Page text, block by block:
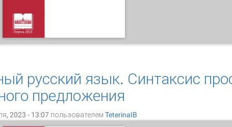
русский язык. Синтаксис
предложения
2023 - 13:07 пользователем TeterinaIB